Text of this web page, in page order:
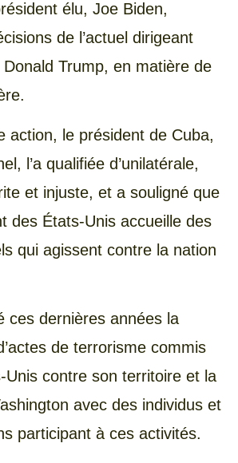
élu, Joe Biden,
de l’actuel dirigeant
Trump, en matière de
action, le président de Cuba,
l’a qualifiée d’unilatérale,
et injuste, et a souligné que
des États-Unis accueille des
qui agissent contre la nation
ces dernières années la
de terrorisme commis
Unis contre son territoire et la
avec des individus et
participant à ces activités.